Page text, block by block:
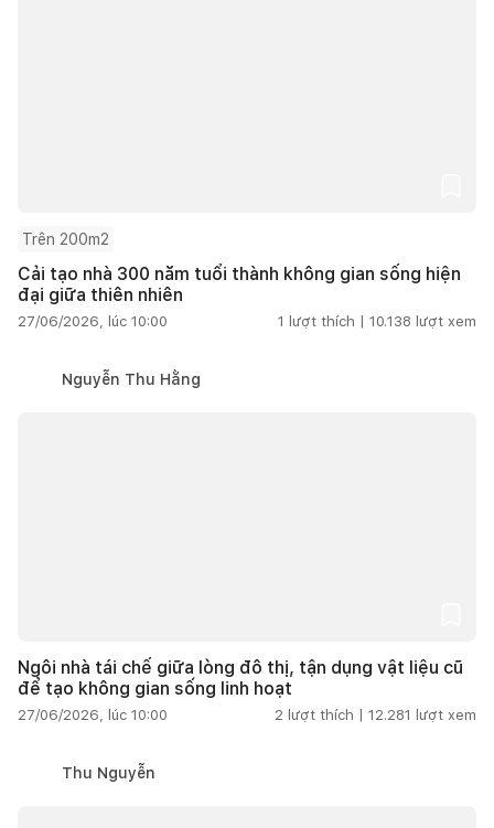
Trên 200m2
Cải tạo nhà 300 năm tuổi thành không gian sống hiện
đại giữa thiên nhiên
27/06/2026, lúc 10:00 1 lượt thích | 10.138 lượt xem
Nguyễn Thu Hằng
Ngôi nhà tái chế giữa lòng đô thị, tận dụng vật liệu cũ
để tạo không gian sống linh hoạt
27/06/2026, lúc 10:00 2 lượt thích | 12.281 lượt xem
Thu Nguyễn